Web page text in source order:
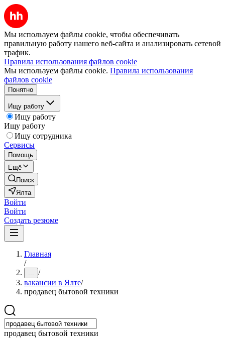
Мы используем файлы cookie, чтобы обеспечивать
правильную работу нашего веб-сайта и анализировать сетевой
трафик.
Правила использования файлов cookie
Мы используем файлы cookie. Правила использования
файлов cookie
Понятно
Ищу работу
Ищу работу
Ищу работу
Ищу сотрудника
Сервисы
Помощь
Ещё
Поиск
Ялта
Войти
Войти
Создать резюме
Главная
/
... /
вакансии в Ялте/
продавец бытовой техники
продавец бытовой техники